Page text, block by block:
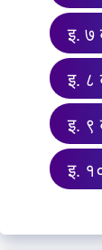
इ. ७
इ. ८
इ. ९
इ.